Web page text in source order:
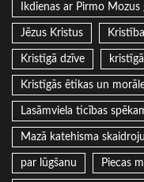
Ikdienas ar Pirmo Mozus
Jēzus Kristus Kristība
Kristīgā dzīve
Kristīgās ētikas un
Lasāmviela ticības
Mazā katehisma
par lūgšanu Piecas